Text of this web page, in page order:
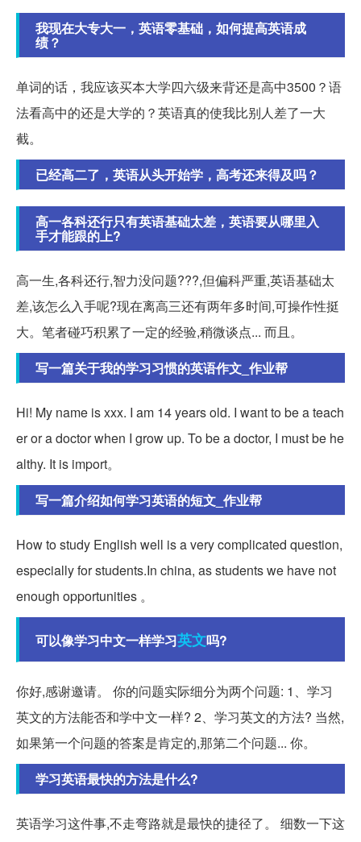
我现在大专大一，英语零基础，如何提高英语成
绩？
单词的话，我应该买本大学四六级来背还是高中3500？语
法看高中的还是大学的？英语真的使我比别人差了一大
截。
已经高二了，英语从头开始学，高考还来得及吗？
高一各科还行只有英语基础太差，英语要从哪里入
手才能跟的上?
高一生,各科还行,智力没问题???,但偏科严重,英语基础太
差,该怎么入手呢?现在离高三还有两年多时间,可操作性挺
大。笔者碰巧积累了一定的经验,稍微谈点... 而且。
写一篇关于我的学习习惯的英语作文_作业帮
Hi! My name is xxx. I am 14 years old. I want to be a teach
er or a doctor when I grow up. To be a doctor, I must be he
althy. It is import。
写一篇介绍如何学习英语的短文_作业帮
How to study English well is a very complicated question,
especially for students.In china, as students we have not
enough opportunities 。
可以像学习中文一样学习英文吗?
你好,感谢邀请。 你的问题实际细分为两个问题: 1、学习
英文的方法能否和学中文一样? 2、学习英文的方法? 当然,
如果第一个问题的答案是肯定的,那第二个问题... 你。
学习英语最快的方法是什么?
英语学习这件事,不走弯路就是最快的捷径了。 细数一下这